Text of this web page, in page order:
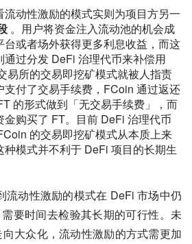
流动性激励的模式实则为项目方另一
。用户将资金注入流动池的机会成
台或者场外获得更多利息收益，而这
过分发 DeFi 治理代币来补偿用
易所的交易即挖矿模式就被人指责
支付了交易手续费，FCoin 通过返还
的形式做到「无交易手续费」，而
金购买了 FT。目前 DeFi 治理代币
的交易即挖矿模式从本质上来
模式并不利于 DeFi 项目的长期生
流动性激励的模式在 DeFi 市场中仍
需要时间去检验其长期的可行性。未
大众化，流动性激励的方式需更加